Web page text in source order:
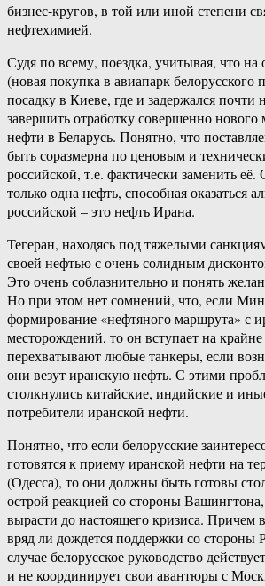
бизнес-кругов, в той или иной степени
нефтехимией.
Судя по всему, поездка, учитывая, что на
(новая покупка в авиапарк белорусского
посадку в Киеве, где и задержался
завершить отработку совершенно нового
нефти в Беларусь. Понятно, что
быть соразмерна по ценовым и
российской, т.е. фактически заменить её.
только одна нефть, способная оказаться
российской – это нефть Ирана.
Тегеран, находясь под тяжелыми
своей нефтью с очень солидным
Это очень соблазнительно и понять
Но при этом нет сомнений, что, если
формирование «нефтяного маршрута» с
месторождений, то он вступает на
перехватывают любые танкеры, если
они везут иранскую нефть. С этими
столкнулись китайские, индийские и
потребители иранской нефти.
Понятно, что если белорусские
готовятся к приему иранской нефти на
(Одесса), то они должны быть готовы
острой реакцией со стороны
вырасти до настоящего кризиса. Причем
вряд ли дождется поддержки со стороны
случае белорусское руководство
и не координирует свои авантюры с